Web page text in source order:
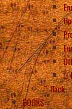
Back
BOOKS